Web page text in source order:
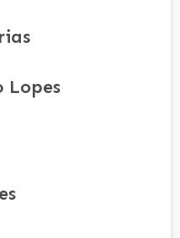
Lopes